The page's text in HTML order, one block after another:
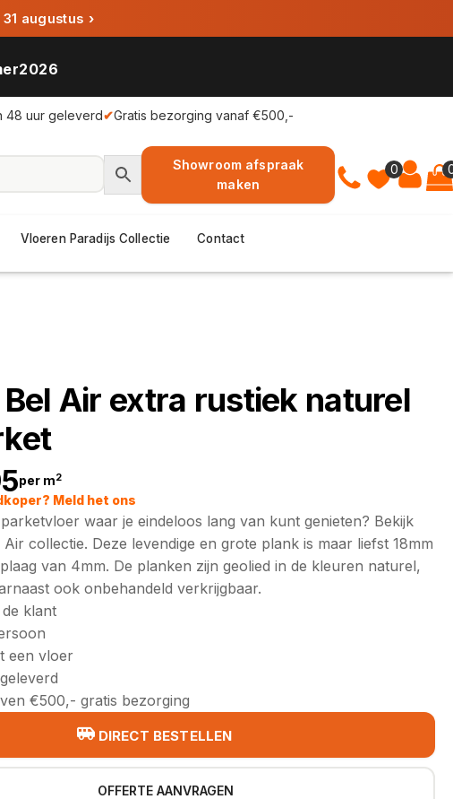
augustus ›
48 uur geleverd✔Gratis bezorging vanaf €500,-
0
Showroom afspraak
maken
Vloeren Paradijs Collectie Contact
Air extra rustiek naturel
per m2
Meld het ons
waar je eindeloos lang van kunt genieten? Bekijk
collectie. Deze levendige en grote plank is maar liefst 18mm
van 4mm. De planken zijn geolied in de kleuren naturel,
ook onbehandeld verkrijgbaar.
klant
een vloer
€500,- gratis bezorging
DIRECT BESTELLEN
OFFERTE AANVRAGEN